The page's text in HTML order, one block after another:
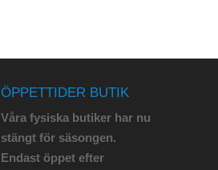
ÖPPETTIDER BUTIK
Våra fysiska butiker har nu
stängt för säsongen.
Endast öppet efter